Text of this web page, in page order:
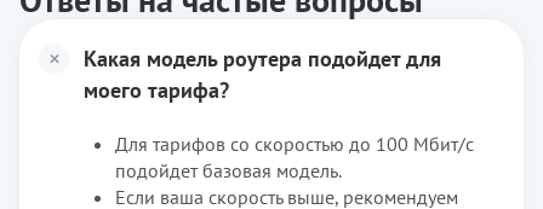
Какая модель роутера подойдет для
моего тарифа?
Для тарифов со скоростью до 100 Мбит/с
подойдет базовая модель.
Если ваша скорость выше, рекомендуем